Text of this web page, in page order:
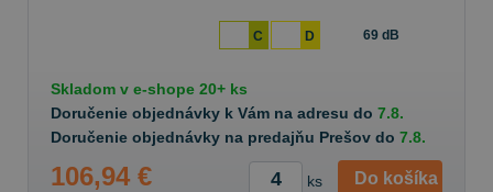
C D 69 dB
Skladom v e-shope 20+ ks
Doručenie objednávky k Vám na adresu do 7.8.
Doručenie objednávky na predajňu Prešov do 7.8.
106,94 € ks Do košíka